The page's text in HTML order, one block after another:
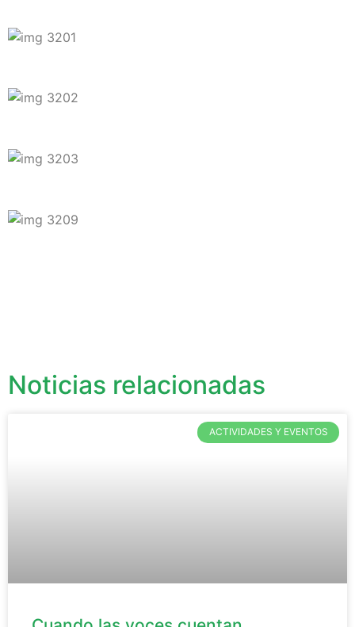
Noticias relacionadas
ACTIVIDADES Y EVENTOS